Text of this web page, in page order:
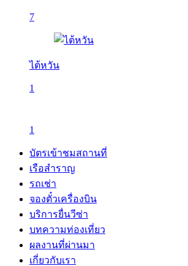
7
ไต้หวัน
1
1
บัตรเข้าชมสถานที่
เรือสำราญ
รถเช่า
จองตั๋วเครื่องบิน
บริการยื่นวีซ่า
บทความท่องเที่ยว
ผลงานที่ผ่านมา
เกี่ยวกับเรา